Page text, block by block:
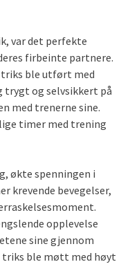
var det perfekte
firbeinte partnere.
ble utført med
trygt og selvsikkert på
med trenerne sine.
timer med trening
økte spenningen i
krevende bevegelser,
opplevelse
sine gjennom
ble møtt med høyt